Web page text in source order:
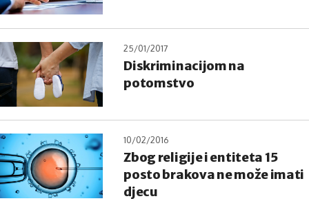
25/01/2017
Diskriminacijom na
potomstvo
10/02/2016
Zbog religije i entiteta 15
posto brakova ne može imati
djecu